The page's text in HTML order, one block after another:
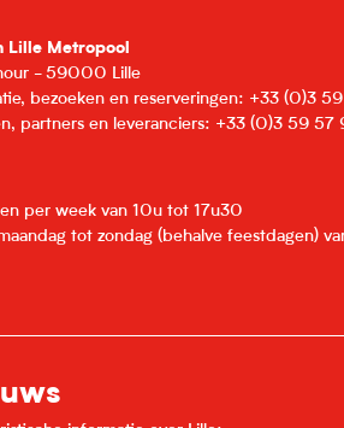
Lille Metropool
- 59000 Lille
bezoeken en reserveringen: +33 (0)3
partners en leveranciers: +33 (0)3 59 57
per week van 10u tot 17u30
tot zondag (behalve feestdagen)